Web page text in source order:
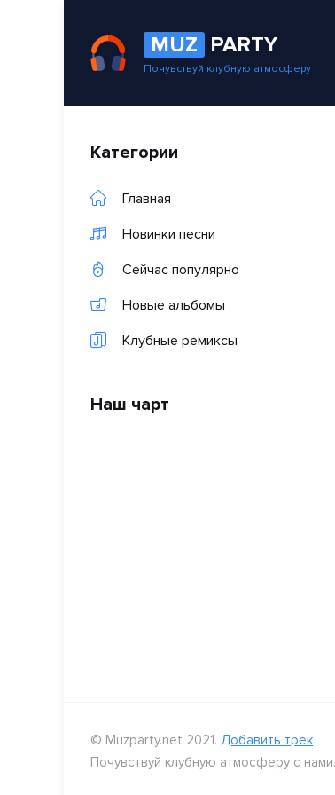
MUZ PARTY
Почувствуй клубную атмосферу
Категории
Главная
Новинки песни
Сейчас популярно
Новые альбомы
Клубные ремиксы
Наш чарт
© Muzparty.net 2021. Добавить трек
Почувствуй клубную атмосферу с